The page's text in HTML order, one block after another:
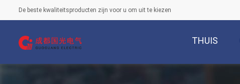
De beste kwaliteitsproducten zijn voor u om uit te kiezen
THUIS